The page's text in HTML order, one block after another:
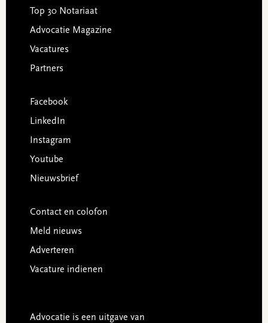
Top 30 Notariaat
Advocatie Magazine
Vacatures
Partners
Facebook
LinkedIn
Instagram
Youtube
Nieuwsbrief
Contact en colofon
Meld nieuws
Adverteren
Vacature indienen
Advocatie is een uitgave van